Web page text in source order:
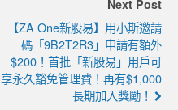
Next Post
【ZA One新股易】用小斯邀請
碼「9B2T2R3」申請有額外
$200！首批「新股易」用戶可
享永久豁免管理費！再有$1,000
長期加入獎勵！